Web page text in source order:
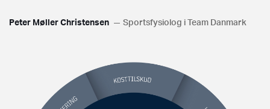
Peter Møller Christensen Sportsfysiolog i Team Danmark